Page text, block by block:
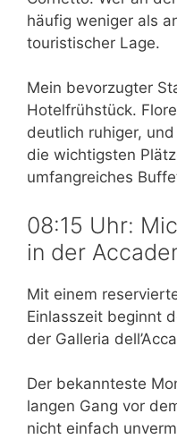
häufig weniger als
touristischer Lage.
Mein bevorzugter
Hotelfrühstück.
deutlich ruhiger,
die wichtigsten
umfangreiches
08:15 Uhr:
in der
Mit einem
Einlasszeit beginnt
der Galleria
Der bekannteste
langen Gang vor
nicht einfach